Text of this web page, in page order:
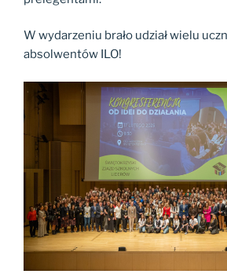
W wydarzeniu brało udział wielu
absolwentów ILO!